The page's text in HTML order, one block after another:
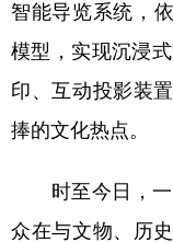
智能导览系统，
模型，实现沉浸
印、互动投影装
捧的文化热点。
时至今日，一
众在与文物、历